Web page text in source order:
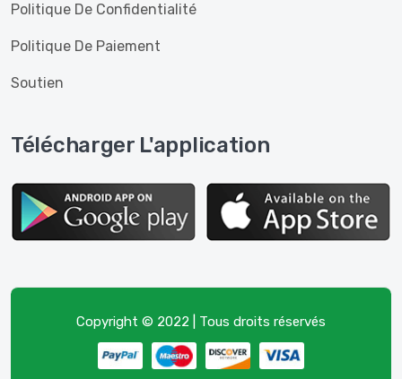
Politique De Confidentialité
Politique De Paiement
Soutien
Télécharger L'application
Copyright © 2022 | Tous droits réservés